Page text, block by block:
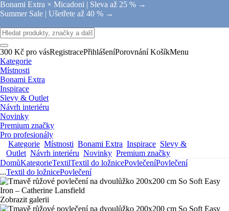
Bonami Extra × Micadoni | Sleva až 25 % →
Summer Sale | Ušetřete až 40 % →
300 Kč pro vásRegistracePřihlášeníPorovnání KošíkMenu
Kategorie
Místnosti
Bonami Extra
Inspirace
Slevy & Outlet
Návrh interiéru
Novinky
Premium značky
Pro profesionály
Kategorie Místnosti Bonami Extra Inspirace Slevy &
Outlet Návrh interiéru Novinky Premium značky
DomůKategorieTextilTextil do ložnicePovlečeníPovlečení
...Textil do ložnicePovlečení
Zobrazit galerii